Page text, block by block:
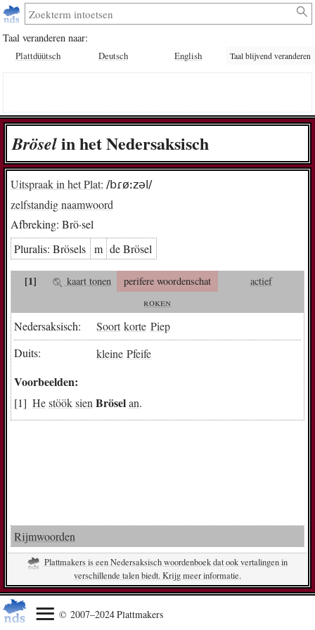
Taal veranderen naar:
Plattdüütsch Deutsch English Taal blijvend veranderen
Brö­selin het Nedersaksisch
Uitspraak in het Plat: /bɾøːzəl/
zelfstandig naamwoord
Afbreking: Brö·sel
Pluralis:Brö­sels m de Brö­sel
[1] kaart tonen perifere woordenschat
actief
roken
Nedersaksisch: Soort korte Piep
Duits:
kleine Pfeife
Voorbeelden:
Hestööksien Bröselan.
Rijmwoorden
Plattmakers is een Nedersaksisch woordenboek dat ook vertalingen in
verschillende talen biedt. Krijg meer informatie.
© 2007–2024 Plattmakers